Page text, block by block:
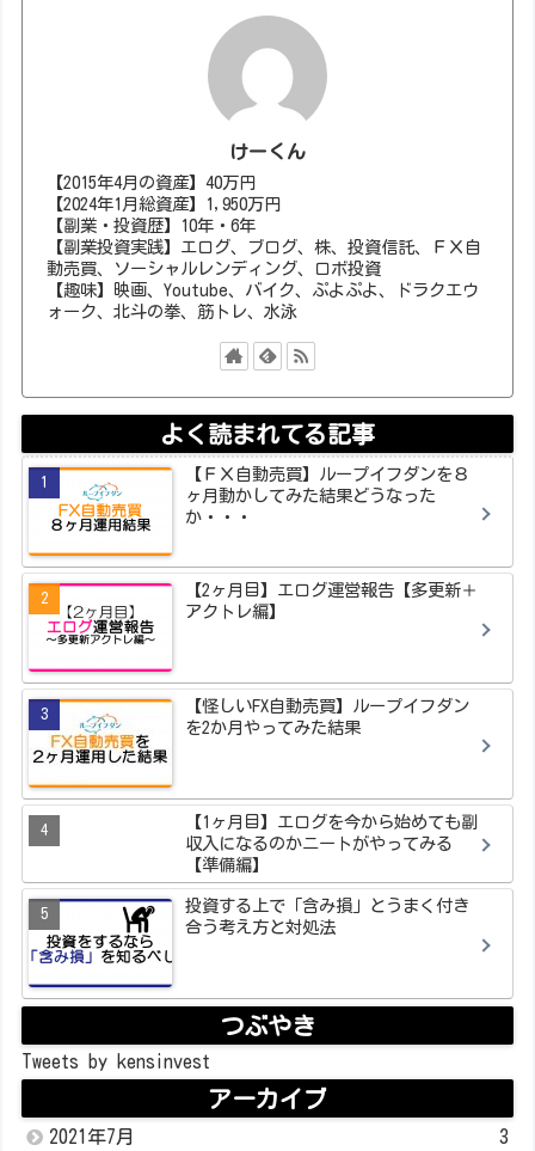
けーくん
【2015年4月の資産】40万円
【2024年1月総資産】1,950万円
【副業・投資歴】10年・6年
【副業投資実践】エログ、ブログ、株、投資信託、ＦＸ自
動売買、ソーシャルレンディング、ロボ投資
【趣味】映画、Youtube、バイク、ぷよぷよ、ドラクエウ
ォーク、北斗の拳、筋トレ、水泳
よく読まれてる記事
【ＦＸ自動売買】ループイフダンを８
ヶ月動かしてみた結果どうなった
か・・・
【2ヶ月目】エログ運営報告【多更新＋
アクトレ編】
【怪しいFX自動売買】ループイフダン
を2か月やってみた結果
【1ヶ月目】エログを今から始めても副
収入になるのかニートがやってみる
【準備編】
投資する上で「含み損」とうまく付き
合う考え方と対処法
つぶやき
Tweets by kensinvest
アーカイブ
2021年7月
3